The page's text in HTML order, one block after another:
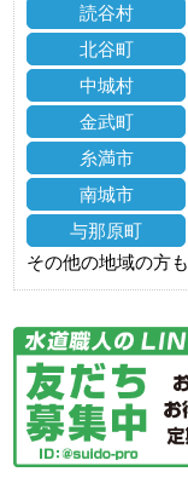
読谷村
北谷町
中城村
金武町
糸満市
南城市
与那原町
その他の地域の方